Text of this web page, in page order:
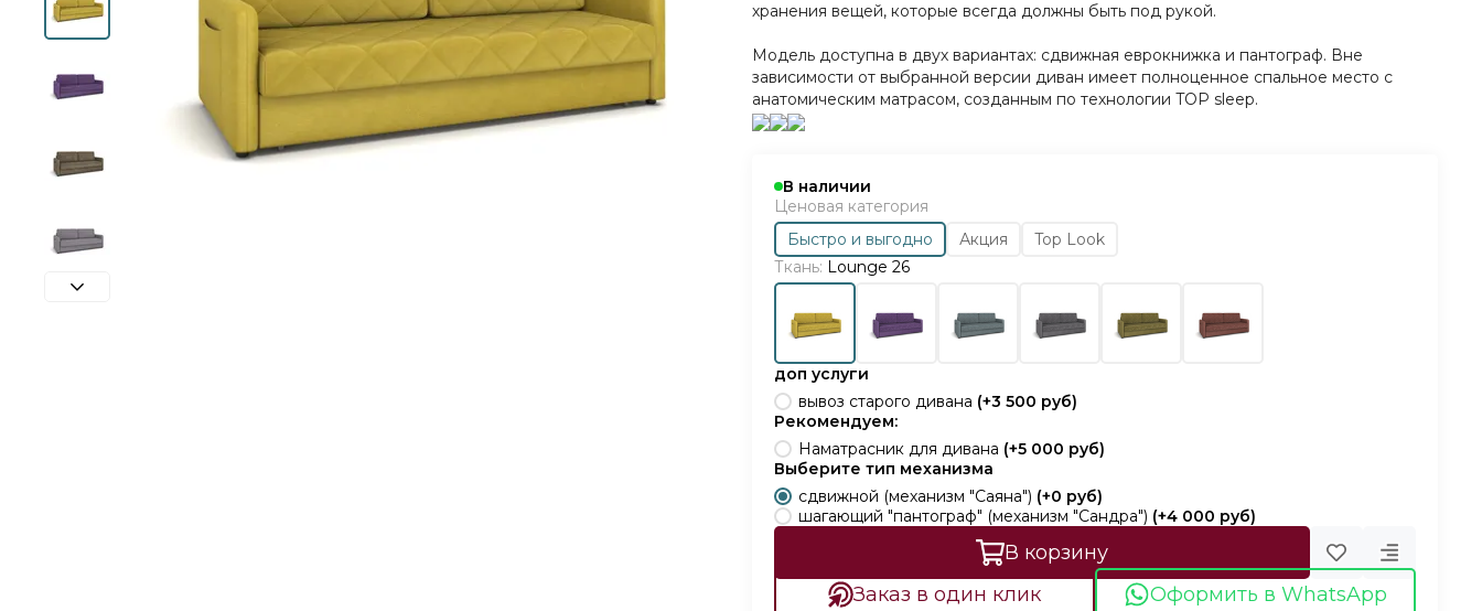
хранения вещей, которые всегда должны быть под рукой.
Модель доступна в двух вариантах: сдвижная еврокнижка и пантограф. Вне
зависимости от выбранной версии диван имеет полноценное спальное место с
анатомическим матрасом, созданным по технологии TOP sleep.
В наличии
Ценовая категория
Быстро и выгодно
Акция
Top Look
Ткань: Lounge 26
доп услуги
вывоз старого дивана (+3 500 руб)
Рекомендуем:
Наматрасник для дивана (+5 000 руб)
Выберите тип механизма
сдвижной (механизм "Саяна") (+0 руб)
шагающий "пантограф" (механизм "Сандра") (+4 000 руб)
В корзину
Заказ в один клик
Оформить в WhatsApp